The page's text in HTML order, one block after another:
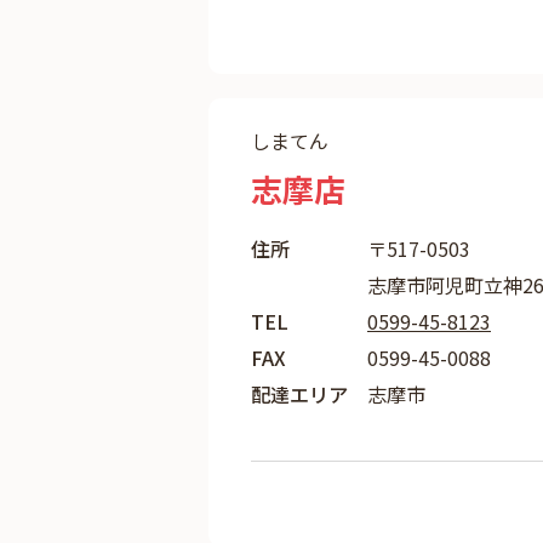
しまてん
志摩店
住所
〒517-0503
志摩市阿児町立神
TEL
0599-45-8123
FAX
0599-45-0088
配達エリア
志摩市